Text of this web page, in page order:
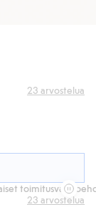
23 arvostelua
23 arvostelua